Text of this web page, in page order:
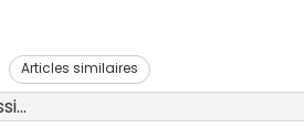
Articles similaires